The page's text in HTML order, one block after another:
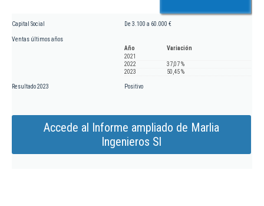
Capital Social De 3.100 a 60.000 €
Ventas últimos años
Año
Variación
2021
2022
37,07 %
2023
50,45 %
Resultado 2023 Positivo
Accede al Informe ampliado de Marlia
Ingenieros Sl